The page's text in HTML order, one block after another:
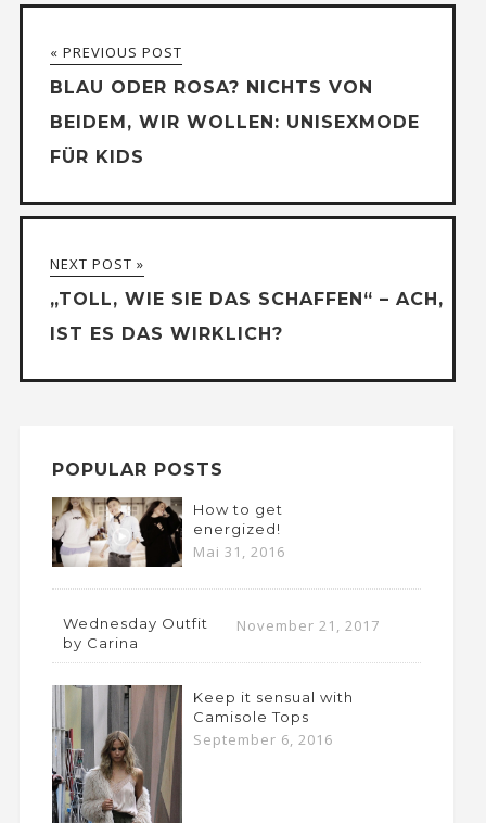
« PREVIOUS POST
BLAU ODER ROSA? NICHTS VON
BEIDEM, WIR WOLLEN: UNISEXMODE
FÜR KIDS
NEXT POST »
„TOLL, WIE SIE DAS SCHAFFEN“ – ACH,
IST ES DAS WIRKLICH?
POPULAR POSTS
How to get
energized!
Mai 31, 2016
Wednesday Outfit
by Carina
November 21, 2017
Keep it sensual with
Camisole Tops
September 6, 2016